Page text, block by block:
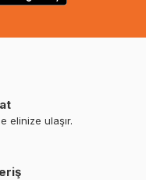
elinize ulaşır.